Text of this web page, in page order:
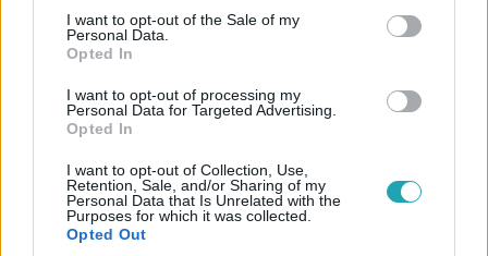
consent section.
I want to opt-out of the Sale of my
Personal Data.
Opted In
I want to opt-out of processing my
Personal Data for Targeted Advertising.
Opted In
I want to opt-out of Collection, Use,
Retention, Sale, and/or Sharing of my
Personal Data that Is Unrelated with the
Purposes for which it was collected.
Opted Out
a fővárosban parkolni, hogy még ő is inkább robogóra
pattant, azonban a szabálytalankodó celebek nem